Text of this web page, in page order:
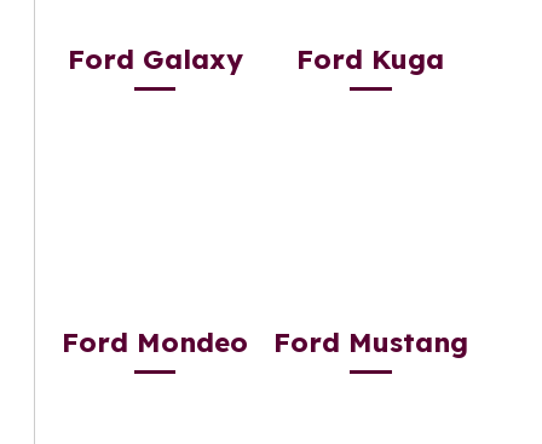
Ford Galaxy Ford Kuga
Ford Mondeo Ford Mustang